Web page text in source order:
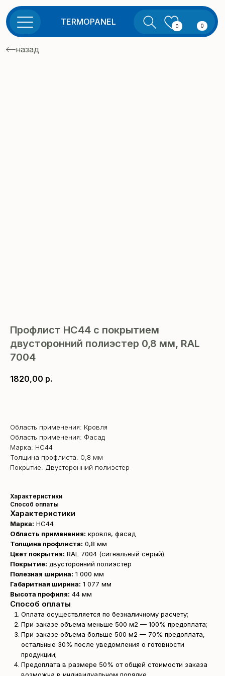
0
TERMOPANEL
назад
Профлист НС44 с покрытием
двусторонний полиэстер 0,8 мм, RAL
7004
1820,00 р.
Область применения: Кровля
Область применения: Фасад
Марка: НС44
Толщина профлиста: 0,8 мм
Покрытие: Двусторонний полиэстер
Характеристики
Способ оплаты
Характеристики
Марка: НС44
Область применения: кровля, фасад
Толщина профлиста: 0,8 мм
Цвет покрытия: RAL 7004 (сигнальный серый)
Покрытие: двусторонний полиэстер
Полезная ширина: 1 000 мм
Габаритная ширина: 1 077 мм
Высота профиля: 44 мм
Способ оплаты
Оплата осуществляется по безналичному расчету;
При заказе объема меньше 500 м2 — 100% предоплата;
При заказе объема больше 500 м2 — 70% предоплата,
остальные 30% после уведомления о готовности
продукции;
Предоплата в размере 50% от общей стоимости заказа